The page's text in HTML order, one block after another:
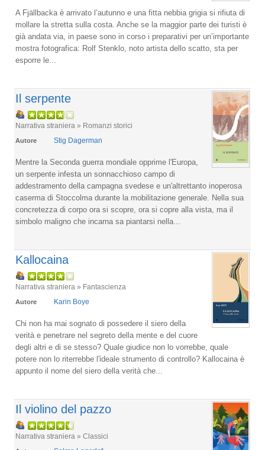
A Fjällbacka è arrivato l’autunno e una fitta nebbia grigia si rifiuta di
mollare la stretta sulla costa. Anche se la maggior parte dei turisti è
già andata via, in paese sono in corso i preparativi per un’importante
mostra fotografica: Rolf Stenklo, noto artista dello scatto, sta per
esporre le...
Il serpente
Narrativa straniera » Romanzi storici
Autore Stig Dagerman
Mentre la Seconda guerra mondiale opprime l'Europa,
un serpente infesta un sonnacchioso campo di
addestramento della campagna svedese e un'altrettanto inoperosa
caserma di Stoccolma durante la mobilitazione generale. Nella sua
concretezza di corpo ora si scopre, ora si copre alla vista, ma il
simbolo maligno che incarna sa piantarsi nella...
Kallocaina
Narrativa straniera » Fantascienza
Autore Karin Boye
Chi non ha mai sognato di possedere il siero della
verità e penetrare nel segreto della mente e del cuore
degli altri e di se stesso? Quale giudice non lo vorrebbe, quale
potere non lo riterrebbe l'ideale strumento di controllo? Kallocaina è
appunto il nome del siero della verità che...
Il violino del pazzo
Narrativa straniera » Classici